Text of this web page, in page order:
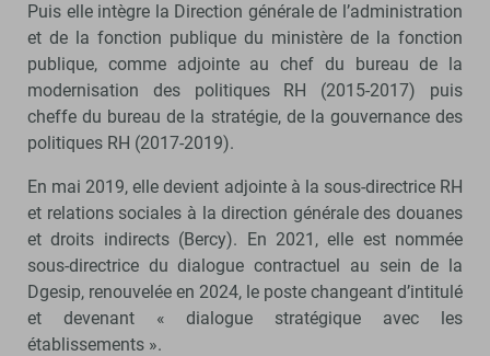
Puis elle intègre la Direction générale de l’administration
et de la fonction publique du ministère de la fonction
publique, comme adjointe au chef du bureau de la
modernisation des politiques RH (2015-2017) puis
cheffe du bureau de la stratégie, de la gouvernance des
politiques RH (2017-2019).
En mai 2019, elle devient adjointe à la sous-directrice RH
et relations sociales à la direction générale des douanes
et droits indirects (Bercy). En 2021, elle est nommée
sous-directrice du dialogue contractuel au sein de la
Dgesip, renouvelée en 2024, le poste changeant d’intitulé
et devenant « dialogue stratégique avec les
établissements ».